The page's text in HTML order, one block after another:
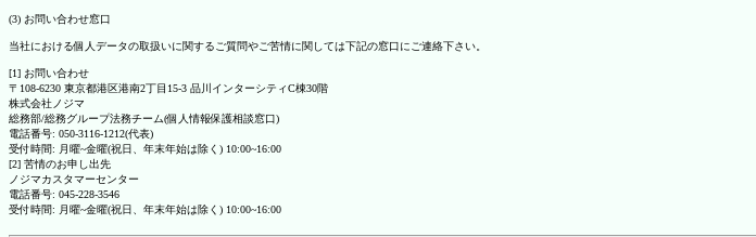
(3) お問い合わせ窓口
当社における個人データの取扱いに関するご質問やご苦情に関しては下記の窓口にご連絡下さい。
[1] お問い合わせ
〒108-6230 東京都港区港南2丁目15-3 品川インターシティC棟30階
株式会社ノジマ
総務部/総務グループ法務チーム(個人情報保護相談窓口)
電話番号: 050-3116-1212(代表)
受付時間: 月曜~金曜(祝日、年末年始は除く) 10:00~16:00
[2] 苦情のお申し出先
ノジマカスタマーセンター
電話番号: 045-228-3546
受付時間: 月曜~金曜(祝日、年末年始は除く) 10:00~16:00